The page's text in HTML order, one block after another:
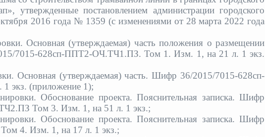
утвержденные постановлением администрации городского
2016 года № 1359 (с изменениями от 28 марта 2022 года
Основная (утверждаемая) часть положения о размещении
7015-628сп-ППТ2-ОЧ.ТЧ1.ПЗ. Том 1. Изм. 1 , на 21 л. 1 экз.
Основная (утверждаемая) часть. Шифр 36/2015/7015-628сп-
1 экз. (приложение 1);
Обоснование проекта. Пояснительная записка. Шифр
Том 3. Изм. 1 , на 51 л. 1 экз.;
Обоснование проекта. Пояснительная записка. Шифр
4. Изм. 1 , на 17 л. 1 экз.;